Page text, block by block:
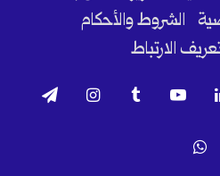
الشروط والأحكام
الارتباط
لينكدإن ‫YouTube انستقرام